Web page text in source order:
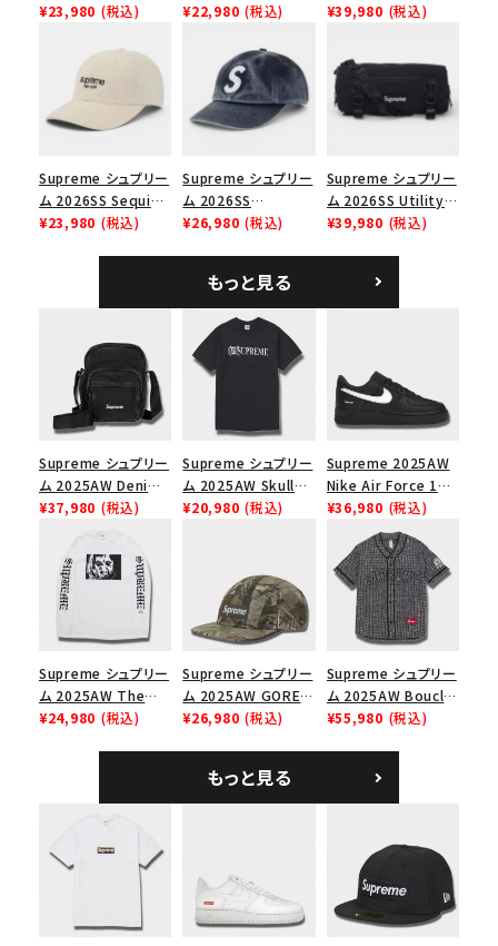
円 ～
円
在庫のない商品を表示する
絞り込んで検索する
Chino Twill Camp
ノツイル キャンプキャ
ップ ブラック
¥23,980 (税込)
Tee スピードTシャツ
¥22,980 (税込)
Duffle Bag ミニダッ
¥39,980 (税込)
Supreme シュプリー
ム 2026SS Sequin
Denim Classic
ャップ ナチュラル
¥23,980 (税込)
Supreme シュプリー
ム 2026SS
Pigment Coated S
ゴ 6パネル ネイビー
¥26,980 (税込)
Supreme シュプリー
ム 2026SS Utility
Bag ユーティリティ
¥39,980 (税込)
もっと見る
Supreme シュプリー
ム 2025AW Denim
Shoulder Bag デニ
ブラック
¥37,980 (税込)
Supreme シュプリー
ム 2025AW Skull
Tee スカル Tシャツ
¥20,980 (税込)
Supreme 2025AW
Nike Air Force 1
Low シュプリーム ナ
イキエアフォース１ス
ニーカー シューズ ブ
ラック
¥36,980 (税込)
Supreme シュプリー
ム 2025AW The
Exorcist Mother
¥24,980 (税込)
Supreme シュプリー
ム 2025AW GORE-
TEX Zip Pocket
キャンプ キャップ リ
アルツリーAPカモ
¥26,980 (税込)
Supreme シュプリー
ム 2025AW Boucle
Baseball Jersey ブ
¥55,980 (税込)
もっと見る